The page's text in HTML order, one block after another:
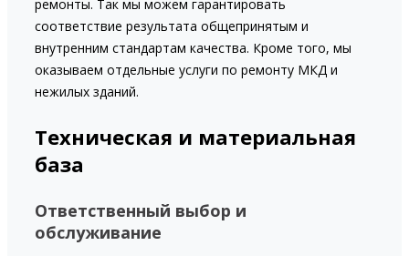
ремонты. Так мы можем гарантировать
соответствие результата общепринятым и
внутренним стандартам качества. Кроме того, мы
оказываем отдельные услуги по ремонту МКД и
нежилых зданий.
Техническая и материальная
база
Ответственный выбор и
обслуживание